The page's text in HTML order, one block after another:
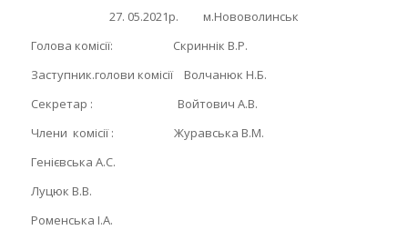
27. 05.2021р. м.Нововолинськ
Голова комісії: Скриннік В.Р.
Заступник.голови комісії Волчанюк Н.Б.
Секретар : Войтович А.В.
Члени комісії : Журавська В.М.
Генієвська А.С.
Луцюк В.В.
Роменська І.А.